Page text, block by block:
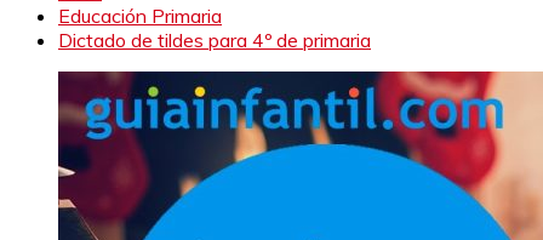
Educación Primaria
Dictado de tildes para 4º de primaria